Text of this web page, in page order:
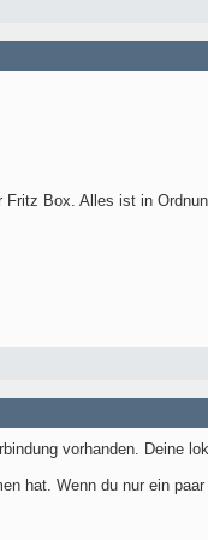
Box. Alles ist in
vorhanden. Deine
hat. Wenn du nur ein